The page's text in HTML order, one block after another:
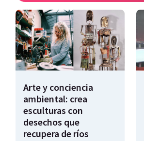
Arte y conciencia
ambiental: crea
esculturas con
desechos que
recupera de ríos